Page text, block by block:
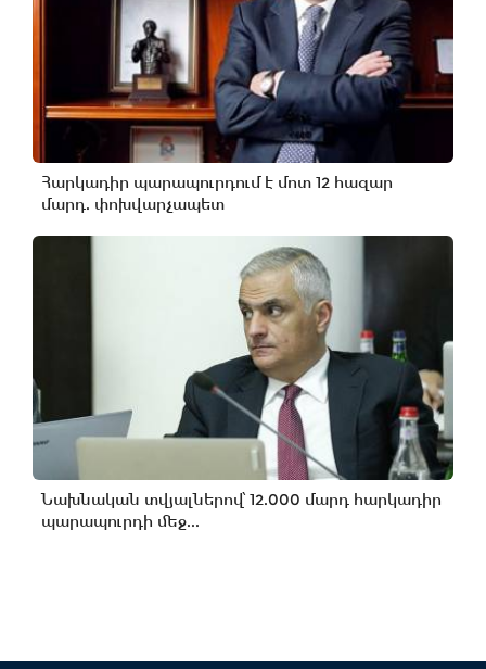
Հարկադիր պարապուրդում է մոտ 12 հազար
մարդ. փոխվարչապետ
Նախնական տվյալներով՝ 12.000 մարդ հարկադիր
պարապուրդի մեջ...